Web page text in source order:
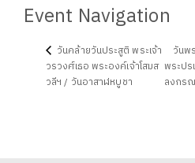
Event Navigation
วันคล้ายวันประสูติ พระเจ้า
วรวงศ์เธอ พระองค์เจ้าโสมส
วลีฯ / วันอาสาฬหบูชา
วันพ
พระปร
ลงกรณ